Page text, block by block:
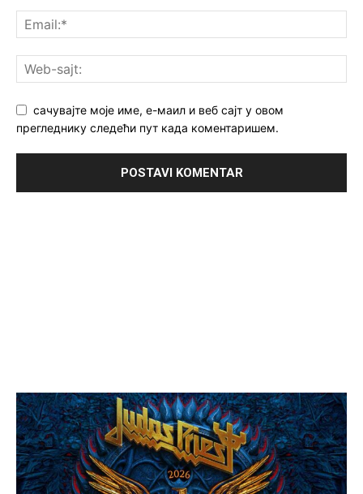
сачувајте моје име, е-маил и веб сајт у овом
прегледнику следећи пут када коментаришем.